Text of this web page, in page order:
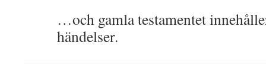
…och gamla testamentet
händelser.